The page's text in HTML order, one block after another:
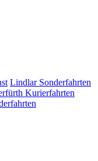
Lindlar Sonderfahrten
Kurierfahrten